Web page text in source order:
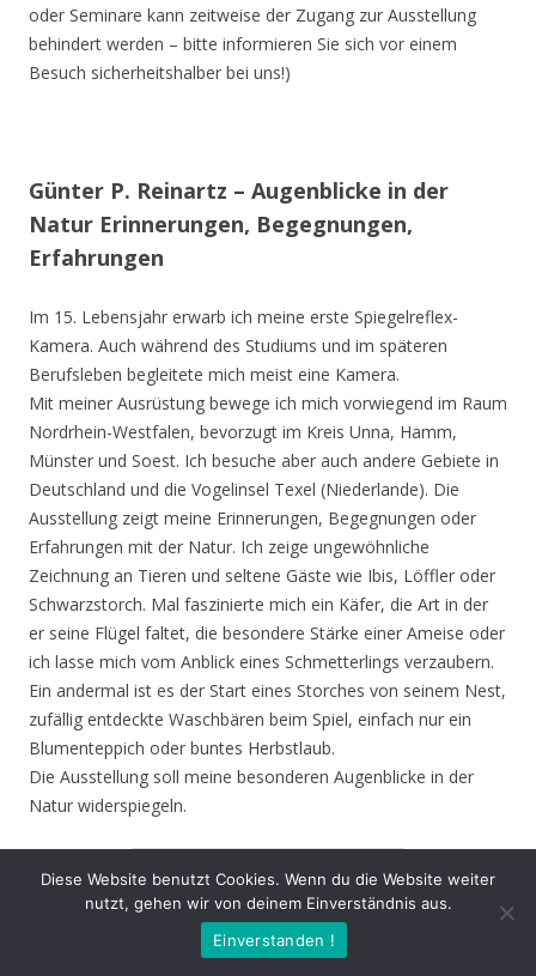
oder Seminare kann zeitweise der Zugang zur Ausstellung
behindert werden – bitte informieren Sie sich vor einem
Besuch sicherheitshalber bei uns!)
Günter P. Reinartz – Augenblicke in der
Natur Erinnerungen, Begegnungen,
Erfahrungen
Im 15. Lebensjahr erwarb ich meine erste Spiegelreflex-
Kamera. Auch während des Studiums und im späteren
Berufsleben begleitete mich meist eine Kamera.
Mit meiner Ausrüstung bewege ich mich vorwiegend im Raum
Nordrhein-Westfalen, bevorzugt im Kreis Unna, Hamm,
Münster und Soest. Ich besuche aber auch andere Gebiete in
Deutschland und die Vogelinsel Texel (Niederlande). Die
Ausstellung zeigt meine Erinnerungen, Begegnungen oder
Erfahrungen mit der Natur. Ich zeige ungewöhnliche
Zeichnung an Tieren und seltene Gäste wie Ibis, Löffler oder
Schwarzstorch. Mal faszinierte mich ein Käfer, die Art in der
er seine Flügel faltet, die besondere Stärke einer Ameise oder
ich lasse mich vom Anblick eines Schmetterlings verzaubern.
Ein andermal ist es der Start eines Storches von seinem Nest,
zufällig entdeckte Waschbären beim Spiel, einfach nur ein
Blumenteppich oder buntes Herbstlaub.
Die Ausstellung soll meine besonderen Augenblicke in der
Natur widerspiegeln.
Zurück
1 von 4
Vor
: Donnerstag 13.08.20, 19.00 Uhr
Diese Website benutzt Cookies. Wenn du die Website weiter
nutzt, gehen wir von deinem Einverständnis aus.
Einverstanden !